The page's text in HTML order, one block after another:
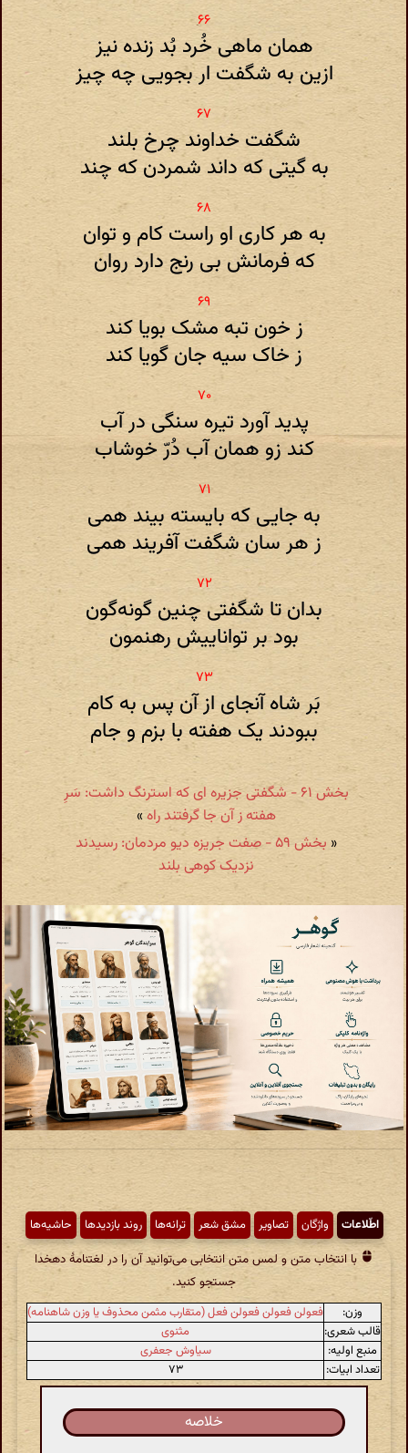
همان ماهی خُرد بُد زنده نیز
ازین به شگفت ار بجویی چه چیز
شگفت خداوند چرخ بلند
به گیتی که داند شمردن که چند
به هر کاری او راست کام و توان
که فرمانش بی رنج دارد روان
ز خون تبه مشک بویا کند
ز خاک سیه جان گویا کند
پدید آورد تیره سنگی در آب
کند زو همان آب دُرّ خوشاب
به جایی که بایسته بیند همی
ز هر سان شگفت آفریند همی
بدان تا شگفتی چنین گونه‌گون
بود بر تواناییش رهنمون
بَر شاه آنجای از آن پس به کام
ببودند یک هفته با بزم و جام
بخش ۶۱ - شگفتی جزیره ای که استرنگ داشت: سَرِ
هفته ز آن جا گرفتند راه»
«
بخش ۵۹ - صفت جریزه دیو مردمان: رسیدند
نزدیک کوهی بلند
اطّلاعات واژگان تصاویر مشق شعر ترانه‌ها روند بازدیدها حاشیه‌ها
با انتخاب متن و لمس متن انتخابی می‌توانید آن را در لغتنامهٔ دهخدا
جستجو کنید.
وزن:
فعولن فعولن فعولن فعل (متقارب مثمن محذوف یا وزن شاهنامه)
قالب شعری:
مثنوی
منبع اولیه:
سیاوش جعفری
تعداد ابیات:
۷۳
خلاصه